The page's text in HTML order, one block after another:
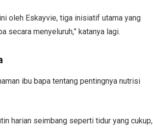
oleh Eskayvie, tiga inisiatif utama yang
secara menyeluruh,” katanya lagi.
ibu bapa tentang pentingnya nutrisi
harian seimbang seperti tidur yang cukup,